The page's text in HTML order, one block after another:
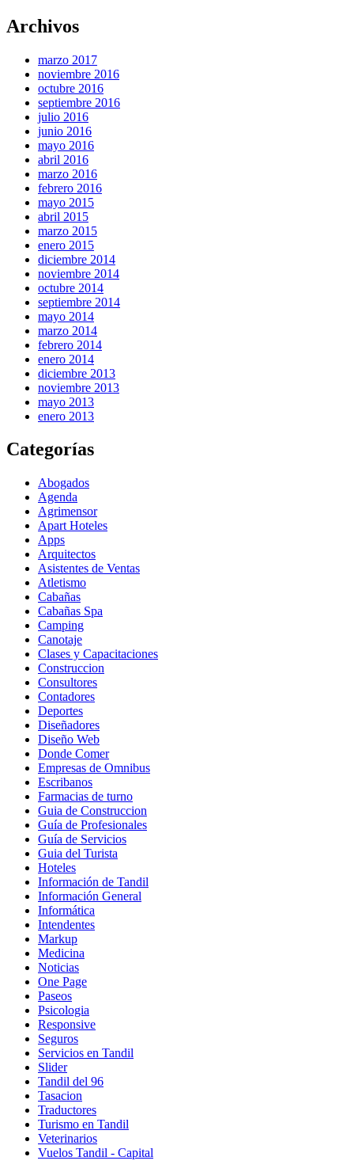
Archivos
marzo 2017
noviembre 2016
octubre 2016
septiembre 2016
julio 2016
junio 2016
mayo 2016
abril 2016
marzo 2016
febrero 2016
mayo 2015
abril 2015
marzo 2015
enero 2015
diciembre 2014
noviembre 2014
octubre 2014
septiembre 2014
mayo 2014
marzo 2014
febrero 2014
enero 2014
diciembre 2013
noviembre 2013
mayo 2013
enero 2013
Categorías
Abogados
Agenda
Agrimensor
Apart Hoteles
Apps
Arquitectos
Asistentes de Ventas
Atletismo
Cabañas
Cabañas Spa
Camping
Canotaje
Clases y Capacitaciones
Construccion
Consultores
Contadores
Deportes
Diseñadores
Diseño Web
Donde Comer
Empresas de Omnibus
Escribanos
Farmacias de turno
Guia de Construccion
Guía de Profesionales
Guía de Servicios
Guia del Turista
Hoteles
Información de Tandil
Información General
Informática
Intendentes
Markup
Medicina
Noticias
One Page
Paseos
Psicologia
Responsive
Seguros
Servicios en Tandil
Slider
Tandil del 96
Tasacion
Traductores
Turismo en Tandil
Veterinarios
Vuelos Tandil - Capital